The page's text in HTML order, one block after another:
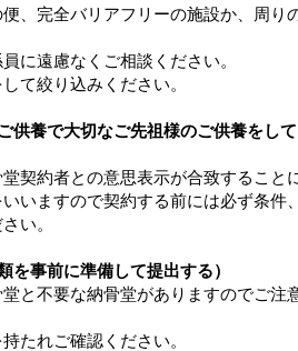
、完全バリアフリーの施設か、周り
に遠慮なくご相談ください。
て絞り込みください。
供養で大切なご先祖様のご供養をし
契約者との意思表示が合致すること
いますので契約する前には必ず条件
い。
を事前に準備して提出する）
と不要な納骨堂がありますのでご注
たれご確認ください。